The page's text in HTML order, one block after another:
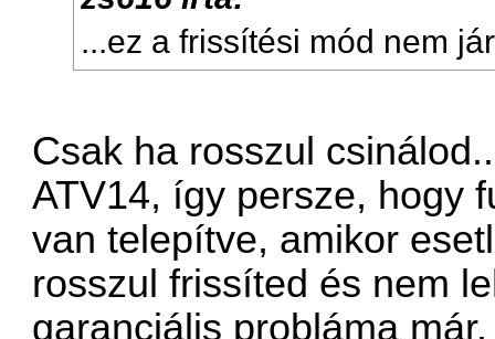
...ez a frissítési mód nem
Csak ha rosszul
ATV14, így persze, hogy
van telepítve, amikor
rosszul frissíted és nem
garanciális probláma már.